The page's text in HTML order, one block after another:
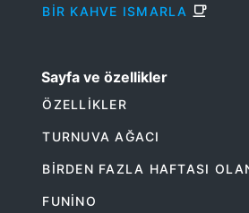
BIR KAHVE ISMARLA
Sayfa ve özellikler
ÖZELLIKLER
TURNUVA AĞACI
BIRDEN FAZLA HAFTASI
FUNINO